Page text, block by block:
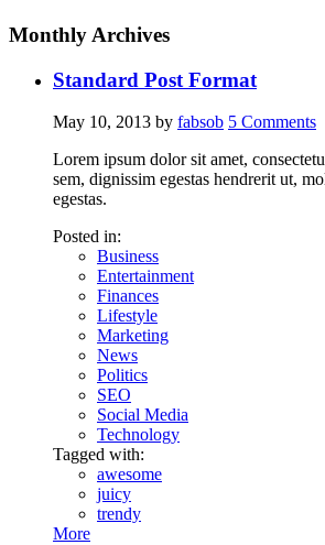
Monthly Archives
Standard Post Format
May 10, 2013 by fabsob 5 Comments
Lorem ipsum dolor sit amet,
sem, dignissim egestas hendrerit ut,
egestas.
Posted in:
Business
Entertainment
Finances
Lifestyle
Marketing
News
Politics
SEO
Social Media
Technology
Tagged with:
awesome
juicy
trendy
More